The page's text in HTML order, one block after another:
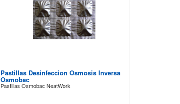
Pastillas Desinfeccion Osmosis Inversa
Osmobac
Pastillas Osmobac NeatWork